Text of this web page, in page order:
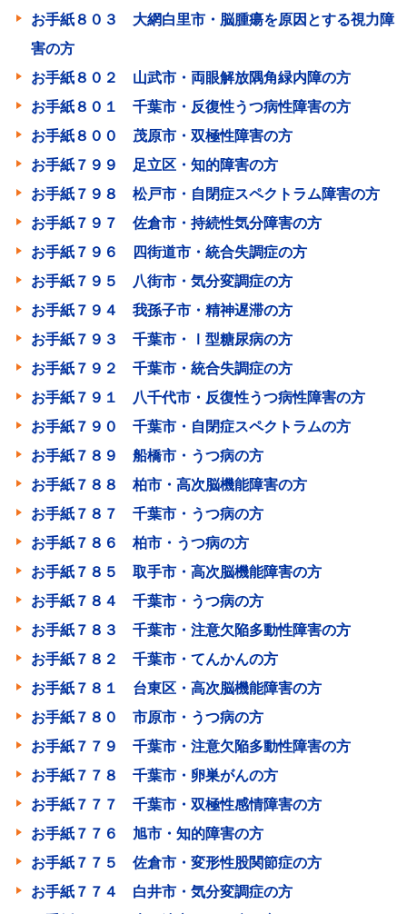
お手紙８０３ 大網白里市・脳腫瘍を原因とする視力障
害の方
お手紙８０２ 山武市・両眼解放隅角緑内障の方
お手紙８０１ 千葉市・反復性うつ病性障害の方
お手紙８００ 茂原市・双極性障害の方
お手紙７９９ 足立区・知的障害の方
お手紙７９８ 松戸市・自閉症スペクトラム障害の方
お手紙７９７ 佐倉市・持続性気分障害の方
お手紙７９６ 四街道市・統合失調症の方
お手紙７９５ 八街市・気分変調症の方
お手紙７９４ 我孫子市・精神遅滞の方
お手紙７９３ 千葉市・Ⅰ型糖尿病の方
お手紙７９２ 千葉市・統合失調症の方
お手紙７９１ 八千代市・反復性うつ病性障害の方
お手紙７９０ 千葉市・自閉症スペクトラムの方
お手紙７８９ 船橋市・うつ病の方
お手紙７８８ 柏市・高次脳機能障害の方
お手紙７８７ 千葉市・うつ病の方
お手紙７８６ 柏市・うつ病の方
お手紙７８５ 取手市・高次脳機能障害の方
お手紙７８４ 千葉市・うつ病の方
お手紙７８３ 千葉市・注意欠陥多動性障害の方
お手紙７８２ 千葉市・てんかんの方
お手紙７８１ 台東区・高次脳機能障害の方
お手紙７８０ 市原市・うつ病の方
お手紙７７９ 千葉市・注意欠陥多動性障害の方
お手紙７７８ 千葉市・卵巣がんの方
お手紙７７７ 千葉市・双極性感情障害の方
お手紙７７６ 旭市・知的障害の方
お手紙７７５ 佐倉市・変形性股関節症の方
お手紙７７４ 白井市・気分変調症の方